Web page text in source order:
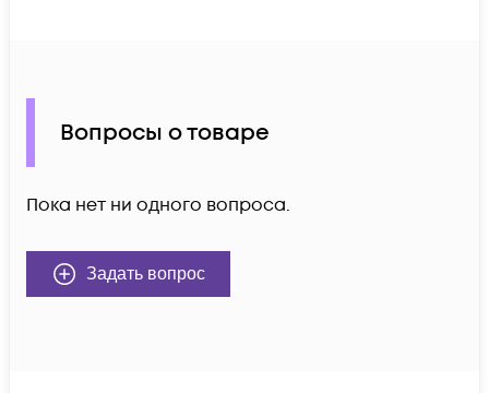
Вопросы о товаре
Пока нет ни одного вопроса.
Задать вопрос